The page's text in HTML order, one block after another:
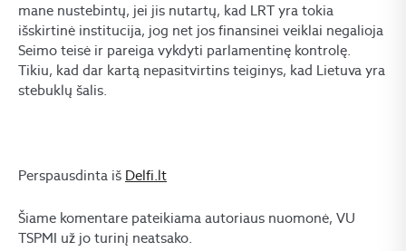
mane nustebintų, jei jis nutartų, kad LRT yra tokia
išskirtinė institucija, jog net jos finansinei veiklai negalioja
Seimo teisė ir pareiga vykdyti parlamentinę kontrolę.
Tikiu, kad dar kartą nepasitvirtins teiginys, kad Lietuva yra
stebuklų šalis.
Perspausdinta iš Delfi.lt
Šiame komentare pateikiama autoriaus nuomonė, VU
TSPMI už jo turinį neatsako.